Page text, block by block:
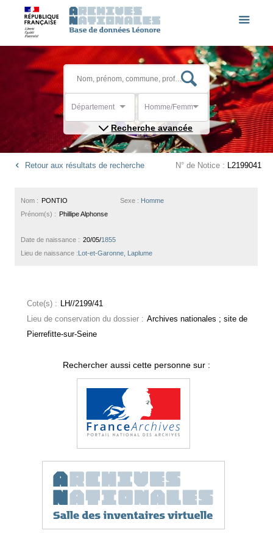
Département Homme/Femme
Recherche avancée
Retour aux résultats de recherche N° de Notice : L2199041
Sexe : Homme
Nom : PONTIO
Prénom(s) : Phillipe Alphonse
Date de naissance : 20/05/1855
Lieu de naissance :Lot-et-Garonne, Laplume
Cote(s) : LH//2199/41
Lieu de conservation du dossier : Archives nationales ; site de
Pierrefitte-sur-Seine
Rechercher aussi cette personne sur :